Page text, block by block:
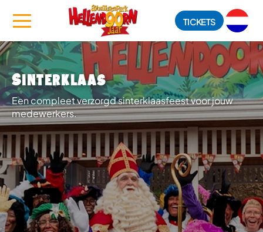
TICKETS
Sinterklaas
Een compleet verzorgd sinterklaasfeest voor jouw
medewerkers.